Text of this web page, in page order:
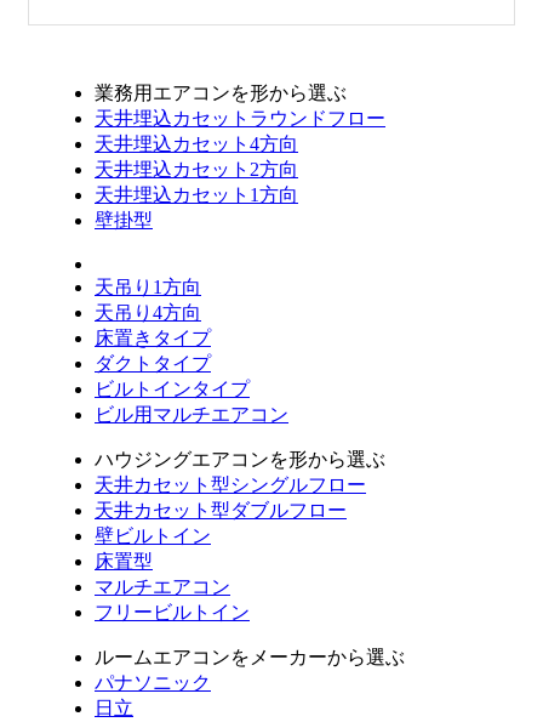
業務用エアコンを形から選ぶ
天井埋込カセットラウンドフロー
天井埋込カセット4方向
天井埋込カセット2方向
天井埋込カセット1方向
壁掛型
天吊り1方向
天吊り4方向
床置きタイプ
ダクトタイプ
ビルトインタイプ
ビル用マルチエアコン
ハウジングエアコンを形から選ぶ
天井カセット型シングルフロー
天井カセット型ダブルフロー
壁ビルトイン
床置型
マルチエアコン
フリービルトイン
ルームエアコンをメーカーから選ぶ
パナソニック
日立